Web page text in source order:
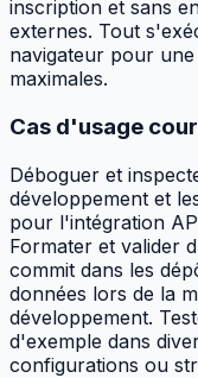
inscription et sans
externes. Tout
navigateur pour
maximales.
Cas d'usage
Déboguer et
développement et
pour l'intégration
Formater et valider
commit dans les
données lors de la
développement.
d'exemple dans
configurations ou